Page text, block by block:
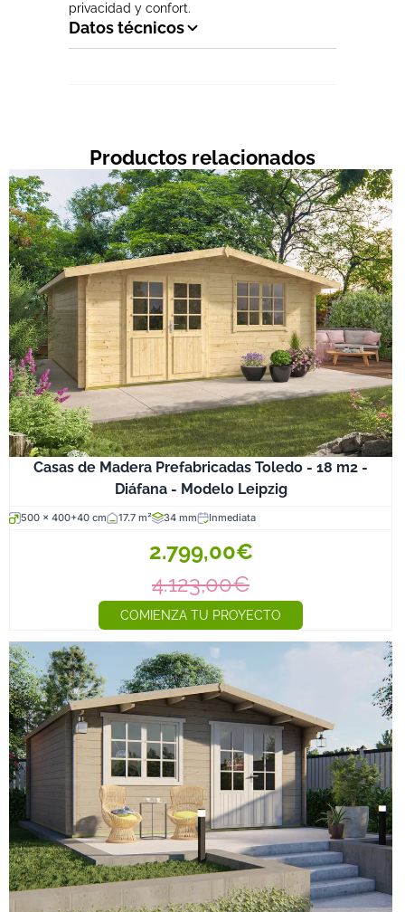
privacidad y confort.
Datos técnicos
Productos relacionados
Casas de Madera Prefabricadas Toledo - 18 m2 -
Diáfana - Modelo Leipzig
500 x 400+40 cm 17.7 m² 34 mm Inmediata
2.799,00€
4.123,00€
COMIENZA TU PROYECTO